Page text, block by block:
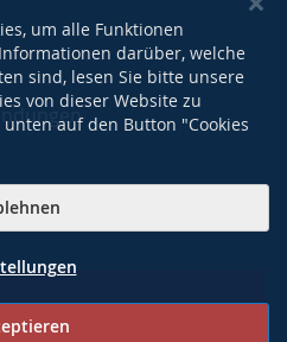
um alle Funktionen
darüber, welche
sind, lesen Sie bitte unsere
von dieser Website zu
auf den Button "Cookies